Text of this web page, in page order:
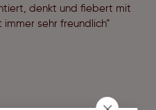
denkt und fiebert mit
sehr freundlich”